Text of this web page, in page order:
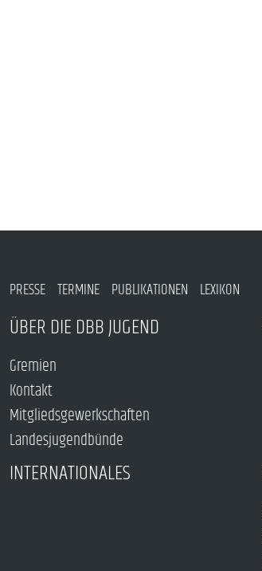
PRESSE TERMINE PUBLIKATIONEN LEXIKON
ÜBER DIE DBB JUGEND
Gremien
Kontakt
Mitgliedsgewerkschaften
Landesjugendbünde
INTERNATIONALES